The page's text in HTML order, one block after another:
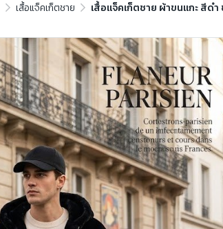
เสื้อแจ็คเก็ตชาย เสื้อแจ็คเก็ตชาย ผ้าขนแกะ สีดำ